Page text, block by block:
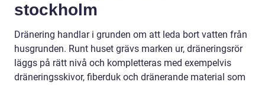
stockholm
Dränering handlar i grunden om att leda bort vatten från
husgrunden. Runt huset grävs marken ur, dräneringsrör
läggs på rätt nivå och kompletteras med exempelvis
dräneringsskivor, fiberduk och dränerande material som